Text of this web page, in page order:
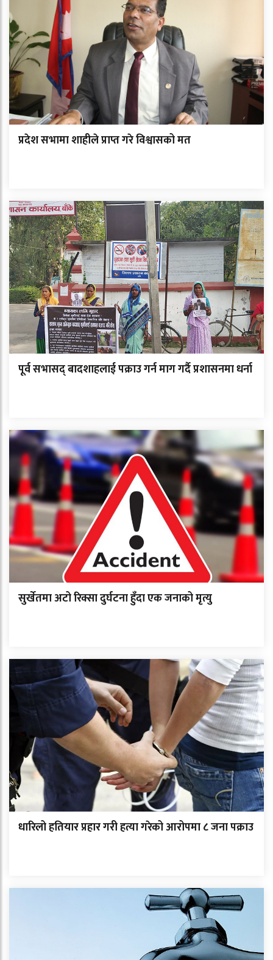
प्रदेश सभामा शाहीले प्राप्त गरे विश्वासको मत
पूर्व सभासद् बादशाहलाई पक्राउ गर्न माग गर्दै प्रशासनमा धर्ना
सुर्खेतमा अटो रिक्सा दुर्घटना हुँदा एक जनाको मृत्यु
धारिलो हतियार प्रहार गरी हत्या गरेको आरोपमा ८ जना पक्राउ